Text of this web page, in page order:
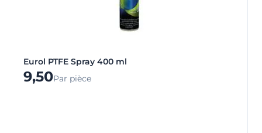
Eurol PTFE Spray 400 ml
9,50Par pièce